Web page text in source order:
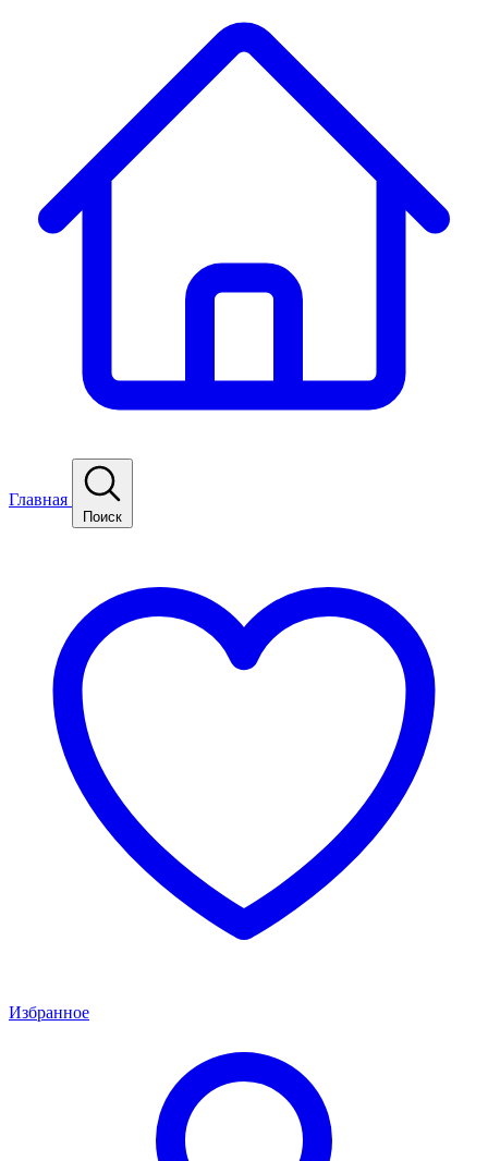
Главная
Поиск
Избранное